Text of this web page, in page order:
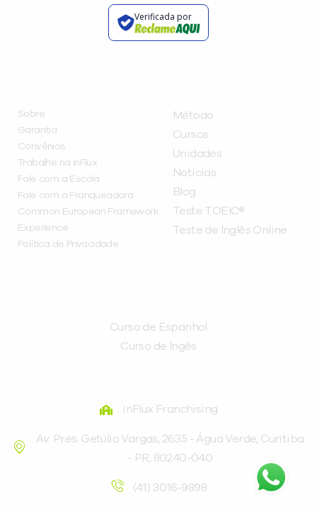
Verificada por
Sobre
Garantia
Convênios
Trabalhe na inFlux
Fale com a Escola
Fale com a Franqueadora
Common European Framework
Experience
Política de Privacidade
Método
Cursos
Unidades
Notícias
Blog
Teste TOEIC®
Teste de Inglês Online
Curso de Espanhol
Curso de Ingês
inFlux Franchising
Av. Pres. Getúlio Vargas, 2635 - Água Verde, Curitiba
- PR, 80240-040
(41) 3016-9898